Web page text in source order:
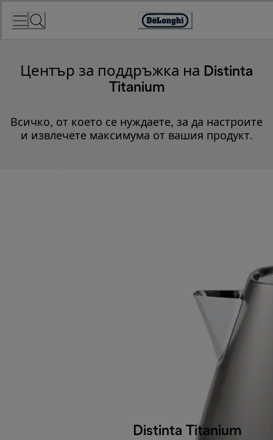
Accessibility
Център за поддръжка на Distinta
Titanium
Всичко, от което се нуждаете, за да настроите
и извлечете максимума от вашия продукт.
Distinta Titanium